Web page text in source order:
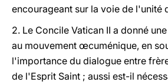
encourageant sur la voie de l'unité
2. Le Concile Vatican II a donné
au mouvement œcuménique, en
l'importance du dialogue entre
de l'Esprit Saint ; aussi est-il